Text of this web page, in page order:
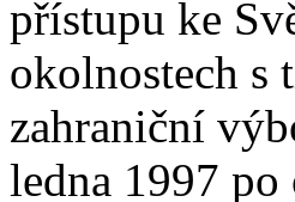
přístupu ke
okolnostech s
zahraniční
ledna 1997